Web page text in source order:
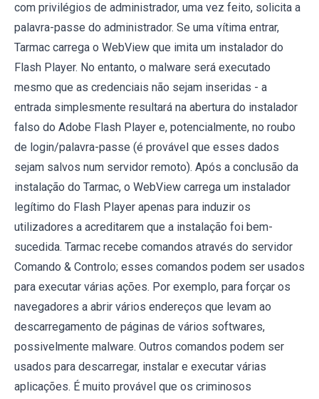
com privilégios de administrador, uma vez feito, solicita a
palavra-passe do administrador. Se uma vítima entrar,
Tarmac carrega o WebView que imita um instalador do
Flash Player. No entanto, o malware será executado
mesmo que as credenciais não sejam inseridas - a
entrada simplesmente resultará na abertura do instalador
falso do Adobe Flash Player e, potencialmente, no roubo
de login/palavra-passe (é provável que esses dados
sejam salvos num servidor remoto). Após a conclusão da
instalação do Tarmac, o WebView carrega um instalador
legítimo do Flash Player apenas para induzir os
utilizadores a acreditarem que a instalação foi bem-
sucedida. Tarmac recebe comandos através do servidor
Comando & Controlo; esses comandos podem ser usados
​​para executar várias ações. Por exemplo, para forçar os
navegadores a abrir vários endereços que levam ao
descarregamento de páginas de vários softwares,
possivelmente malware. Outros comandos podem ser
usados ​​para descarregar, instalar e executar várias
aplicações. É muito provável que os criminosos